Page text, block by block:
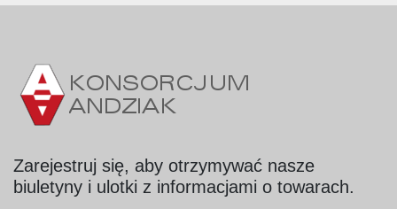
Zasilanie: elektryczne
Wydajny system grzewczy o mocy 18 kW –
szybkie osiąganie temperatury roboczej
Duża komora robocza umożliwiająca
Stabilna i wytrzymała konstrukcja typowa dla
urządzeń przemysłowych Böwe-Passat
Praca w trybie ciągłym
Zarejestruj się, aby otrzymywać nasze
biuletyny i ulotki z informacjami o towarach.